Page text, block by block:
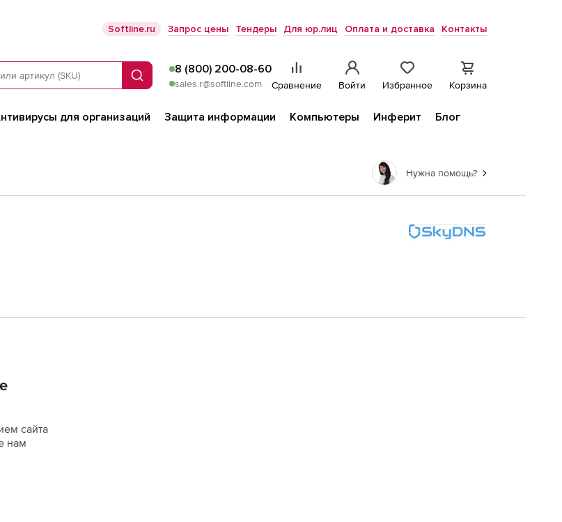
Softline.ru Запрос цены Тендеры Для юр.лиц Оплата и доставка Контакты
Поиск
8 (800) 200-08-60
sales.r@softline.com Сравнение Войти Избранное Корзина
для организаций Защита информации Компьютеры Инферит
Блог
Нужна помощь?
сайта
нам